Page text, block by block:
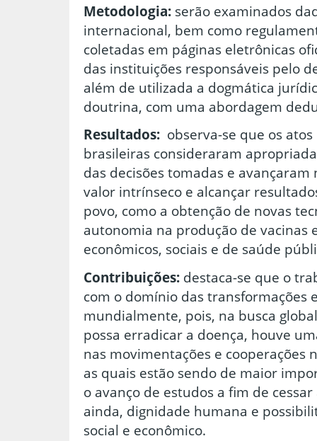
Metodologia: serão examinados
internacional, bem como
coletadas em páginas eletrônicas
das instituições responsáveis pelo
além de utilizada a dogmática
doutrina, com uma abordagem
Resultados: observa-se que os
brasileiras consideraram
das decisões tomadas e
valor intrínseco e alcançar
povo, como a obtenção de novas
autonomia na produção de vacinas
econômicos, sociais e de saúde
Contribuições: destaca-se que o
com o domínio das transformações
mundialmente, pois, na busca
possa erradicar a doença, houve
nas movimentações e cooperações
as quais estão sendo de maior
o avanço de estudos a fim de
ainda, dignidade humana e
social e econômico.